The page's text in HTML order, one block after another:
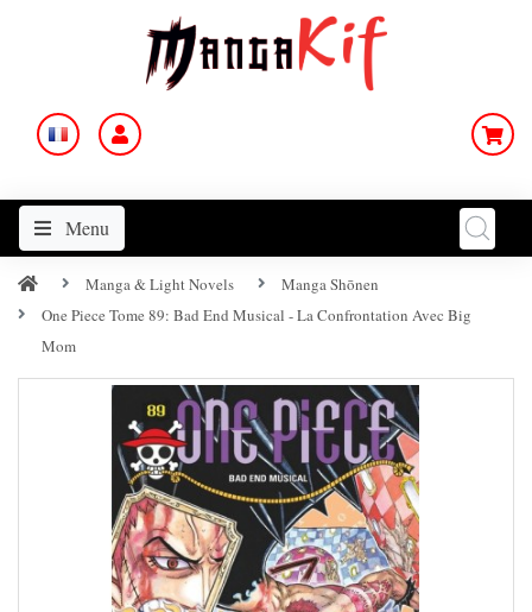
Menu
Manga & Light Novels
Manga Shōnen
One Piece Tome 89: Bad End Musical - La Confrontation Avec Big
Mom